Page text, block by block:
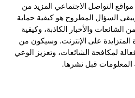
مواقع التواصل الاجتماعي المزيد من
السؤال المطروح هو كيفية حماية
الشائعات والأخبار الكاذبة، وكيفية
المتزايدة على الإنترنت. وسيكون من
لمكافحة الشائعات، وتعزيز الوعي
قبل نشرها.